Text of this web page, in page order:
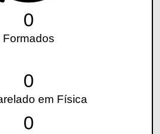
0
Formados
0
em Física
0